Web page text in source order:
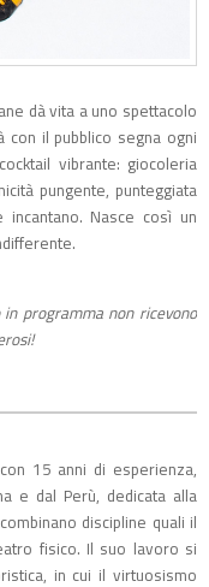
dà vita a uno spettacolo
con il pubblico segna ogni
vibrante: giocoleria
pungente, punteggiata
Nasce così un
programma non ricevono
15 anni di esperienza,
e dal Perù, dedicata alla
discipline quali il
fisico. Il suo lavoro si
in cui il virtuosismo